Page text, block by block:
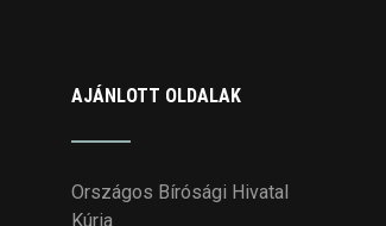
AJÁNLOTT OLDALAK
Országos Bírósági Hivatal
Kúria